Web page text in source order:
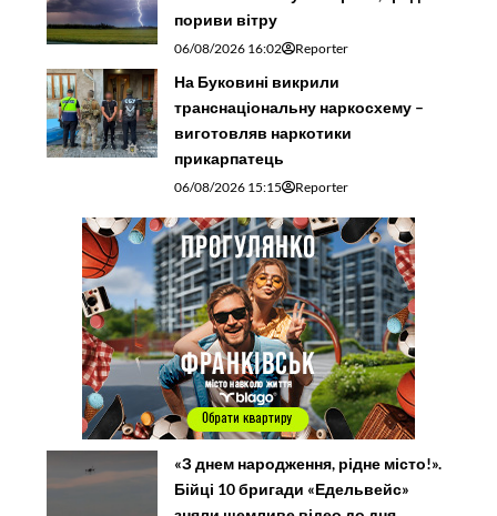
пориви вітру
06/08/2026 16:02 Reporter
На Буковині викрили
транснаціональну наркосхему –
виготовляв наркотики
прикарпатець
06/08/2026 15:15 Reporter
«З днем народження, рідне місто!».
Бійці 10 бригади «Едельвейс»